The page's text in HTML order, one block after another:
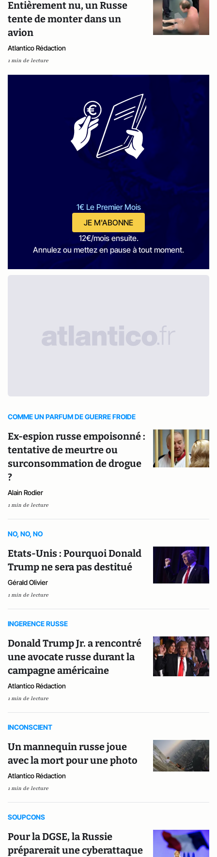
Entièrement nu, un Russe
tente de monter dans un
avion
Atlantico Rédaction
1 min de lecture
1€ Le Premier Mois
JE M'ABONNE
12€/mois ensuite.
Annulez ou mettez en pause à tout moment.
COMME UN PARFUM DE GUERRE FROIDE
Ex-espion russe empoisonné :
tentative de meurtre ou
surconsommation de drogue
?
Alain Rodier
1 min de lecture
NO, NO, NO
Etats-Unis : Pourquoi Donald
Trump ne sera pas destitué
Gérald Olivier
1 min de lecture
INGERENCE RUSSE
Donald Trump Jr. a rencontré
une avocate russe durant la
campagne américaine
Atlantico Rédaction
1 min de lecture
INCONSCIENT
Un mannequin russe joue
avec la mort pour une photo
Atlantico Rédaction
1 min de lecture
SOUPCONS
Pour la DGSE, la Russie
préparerait une cyberattaque